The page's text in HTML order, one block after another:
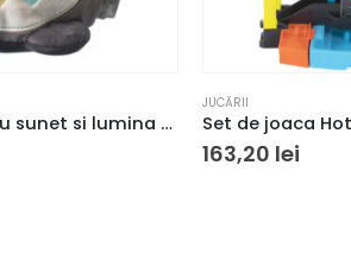
Jucarie de plus cu sunet si lumina The Gro Company, Reincarcabil, Ursul Pip, Multicolor
JUCĂRII
163,20 lei